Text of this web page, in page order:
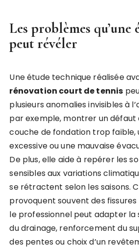
Les problèmes qu’une
peut révéler
Une étude technique réalisée
rénovation court de tennis
plusieurs anomalies invisibles à
par exemple, montrer un défaut
couche de fondation trop faible,
excessive ou une mauvaise
De plus, elle aide à repérer les
sensibles aux variations
se rétractent selon les saisons.
provoquent souvent des
le professionnel peut adapter la
du drainage, renforcement du
des pentes ou choix d’un